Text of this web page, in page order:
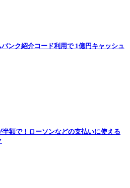
ンク紹介コード利用で 1億円キャッシュ
半額で！ローソンなどの支払いに使える